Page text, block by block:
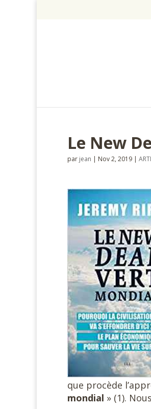
Le New
par jean | Nov 2, 2019 |
que procède
mondial » (1).